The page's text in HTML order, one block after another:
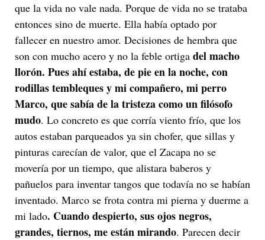
que la vida no vale nada. Porque de vida no se trataba
entonces sino de muerte. Ella había optado por
fallecer en nuestro amor. Decisiones de hembra que
son con mucho acero y no la feble ortiga del macho
llorón. Pues ahí estaba, de pie en la noche, con
rodillas tembleques y mi compañero, mi perro
Marco, que sabía de la tristeza como un filósofo
mudo. Lo concreto es que corría viento frío, que los
autos estaban parqueados ya sin chofer, que sillas y
pinturas carecían de valor, que el Zacapa no se
movería por un tiempo, que alistara baberos y
pañuelos para inventar tangos que todavía no se habían
inventado. Marco se frota contra mi pierna y duerme a
mi lado. Cuando despierto, sus ojos negros,
grandes, tiernos, me están mirando. Parecen decir